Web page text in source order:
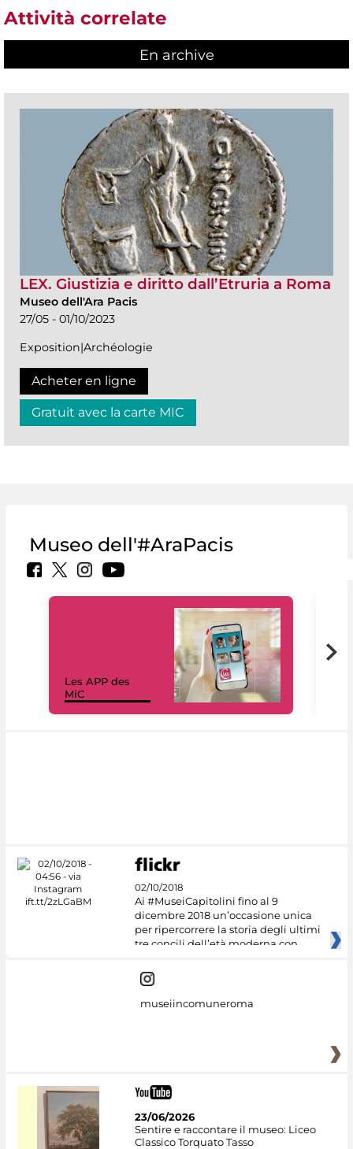
Attività correlate
En archive
LEX. Giustizia e diritto dall’Etruria a Roma
Museo dell'Ara Pacis
27/05 - 01/10/2023
Exposition|Archéologie
Acheter en ligne
Gratuit avec la carte MIC
Museo dell'#AraPacis
Les APP des
MiC
02/10/2018
Ai #MuseiCapitolini fino al 9
dicembre 2018 un’occasione unica
per ripercorrere la storia degli ultimi
tre concili dell’età moderna con
museiincomuneroma
23/06/2026
Sentire e raccontare il museo: Liceo
Classico Torquato Tasso